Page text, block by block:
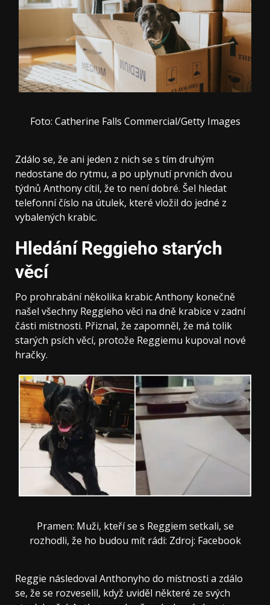
Foto: Catherine Falls Commercial/Getty Images
Zdálo se, že ani jeden z nich se s tím druhým
nedostane do rytmu, a po uplynutí prvních dvou
týdnů Anthony cítil, že to není dobré. Šel hledat
telefonní číslo na útulek, které vložil do jedné z
vybalených krabic.
Hledání Reggieho starých
věcí
Po prohrabání několika krabic Anthony konečně
našel všechny Reggieho věci na dně krabice v zadní
části místnosti. Přiznal, že zapomněl, že má tolik
starých psích věcí, protože Reggiemu kupoval nové
hračky.
Pramen: Muži, kteří se s Reggiem setkali, se
rozhodli, že ho budou mít rádi: Zdroj: Facebook
Reggie následoval Anthonyho do místnosti a zdálo
se, že se rozveselil, když uviděl některé ze svých